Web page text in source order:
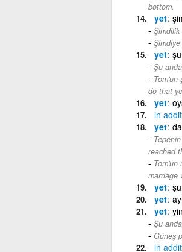
bottom.
yet
Şimdilik
yet
Şu
Tom'un
do that
yet
in
yet
reached
Tom'un
marriage
yet
yet
yet
Şu
Güneş
in